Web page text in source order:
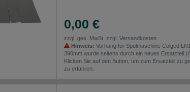
0,00 €
zzgl. ges. MwSt. zzgl. Versandkosten
Hinweis: Vorhang für Spülmaschine Colged
390mm wurde seitens durch ein neues Ersatzteil
Klicken Sie auf den Button, um zum Ersatzteil zu
zu erfahren.